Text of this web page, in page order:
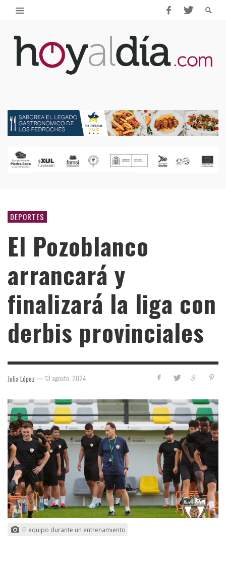
DEPORTES
El Pozoblanco
arrancará y
finalizará la liga con
derbis provinciales
Julia López — 13 agosto, 2024
El equipo durante un entrenamiento